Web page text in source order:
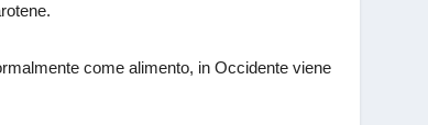
come alimento, in Occidente viene